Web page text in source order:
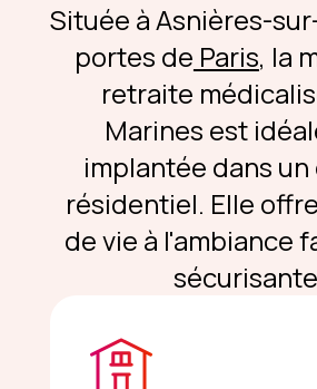
Située à Asnières-
portes de Paris, la
retraite
Marines est
implantée dans
résidentiel. Elle
de vie à l'ambiance